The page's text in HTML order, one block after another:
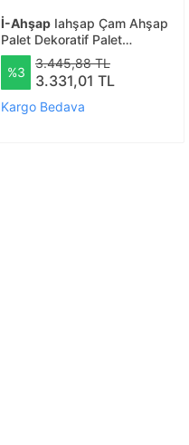
İ-Ahşap Iahşap Çam Ahşap
Palet Dekoratif Palet
Zımparalı Palet No:3 | Ebat-
50x80 Cm
%3
3.445,88 TL
3.331,01 TL
Kargo Bedava